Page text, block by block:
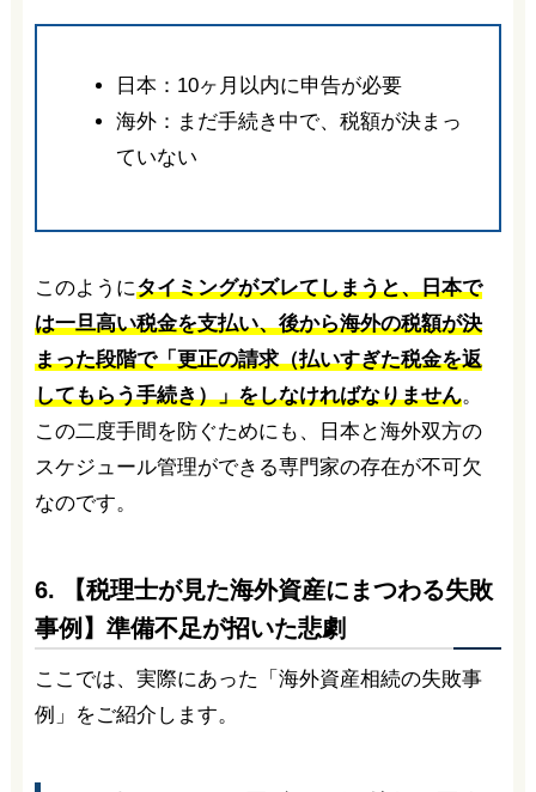
日本：10ヶ月以内に申告が必要
海外：まだ手続き中で、税額が決まっ
ていない
このようにタイミングがズレてしまうと、日本で
は一旦高い税金を支払い、後から海外の税額が決
まった段階で「更正の請求（払いすぎた税金を返
してもらう手続き）」をしなければなりません。
この二度手間を防ぐためにも、日本と海外双方の
スケジュール管理ができる専門家の存在が不可欠
なのです。
6. 【税理士が見た海外資産にまつわる失敗
事例】準備不足が招いた悲劇
ここでは、実際にあった「海外資産相続の失敗事
例」をご紹介します。